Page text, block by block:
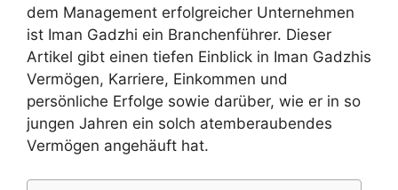
dem Management erfolgreicher Unternehmen
ist Iman Gadzhi ein Branchenführer. Dieser
Artikel gibt einen tiefen Einblick in Iman Gadzhis
Vermögen, Karriere, Einkommen und
persönliche Erfolge sowie darüber, wie er in so
jungen Jahren ein solch atemberaubendes
Vermögen angehäuft hat.